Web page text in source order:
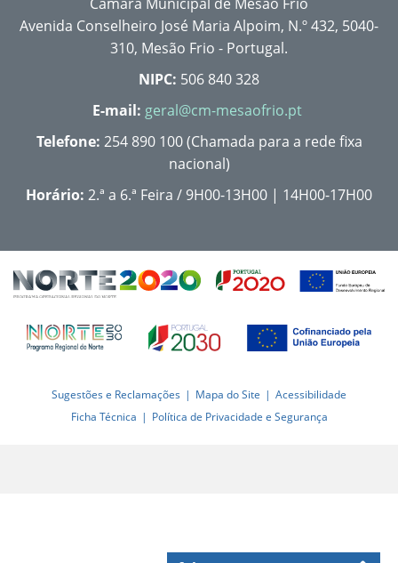
Avenida Conselheiro José Maria Alpoim, N.º 432, 5040-
310, Mesão Frio - Portugal.
NIPC: 506 840 328
E-mail: geral@cm-mesaofrio.pt
Telefone: 254 890 100 (Chamada para a rede fixa
nacional)
Horário: 2.ª a 6.ª Feira / 9H00-13H00 | 14H00-17H00
Sugestões e Reclamações Mapa do Site
Acessibilidade
Ficha Técnica
Política de Privacidade e Segurança